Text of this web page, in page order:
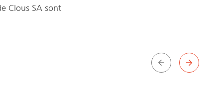
Clous SA sont